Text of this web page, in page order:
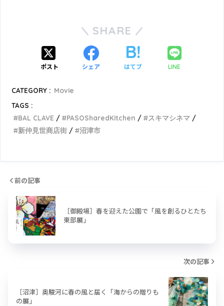
SHARE
ポスト シェア はてブ LINE
CATEGORY : Movie
TAGS :
BAL CLAVE
PASOSharedKitchen
スキマシネマ
新仲見世商店街
沼津市
前の記事
［御殿場］春を迎えた公園で「風を創るひとたち
東部展」
次の記事
［沼津］奥駿河に春の風と届く「海からの贈りも
の展」